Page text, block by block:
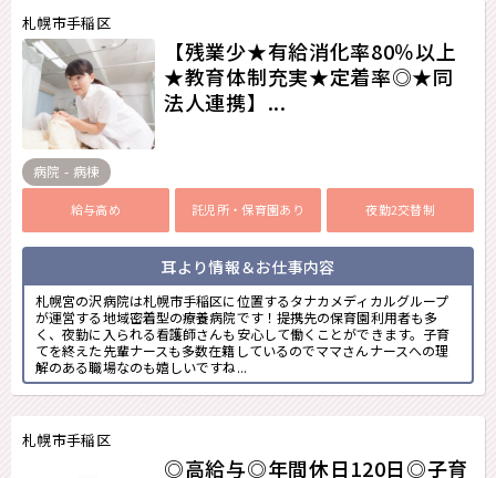
札幌市手稲区
【残業少★有給消化率80％以上
★教育体制充実★定着率◎★同
法人連携】...
病院 - 病棟
給与高め 託児所・保育園あり 夜勤2交替制
耳より情報＆お仕事内容
札幌宮の沢病院は札幌市手稲区に位置するタナカメディカルグループ
が運営する地域密着型の療養病院です！提携先の保育園利用者も多
く、夜勤に入られる看護師さんも安心して働くことができます。子育
てを終えた先輩ナースも多数在籍しているのでママさんナースへの理
解のある職場なのも嬉しいですね...
札幌市手稲区
◎高給与◎年間休日120日◎子育